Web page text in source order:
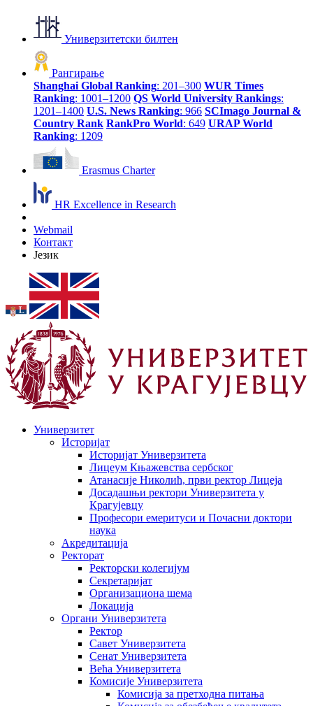
Универзитетски билтен
Рангирање
Shanghai Global Ranking: 201–300 WUR Times
Ranking: 1001–1200 QS World University Rankings:
1201–1400 U.S. News Ranking: 966 SCImago Journal &
Country Rank RankPro World: 649 URAP World
Ranking: 1209
Erasmus Charter
HR Excellence in Research
Webmail
Контакт
Језик
Универзитет
Историјат
Историјат Универзитета
Лицеум Књажевства сербског
Атанасије Николић, први ректор Лицеја
Досадашњи ректори Универзитета у
Крагујевцу
Професори емеритуси и Почасни доктори
наука
Акредитација
Ректорат
Ректорски колегијум
Секретаријат
Организациона шема
Локација
Органи Универзитета
Ректор
Савет Универзитета
Сенат Универзитета
Већа Универзитета
Комисије Универзитета
Комисија за претходна питања